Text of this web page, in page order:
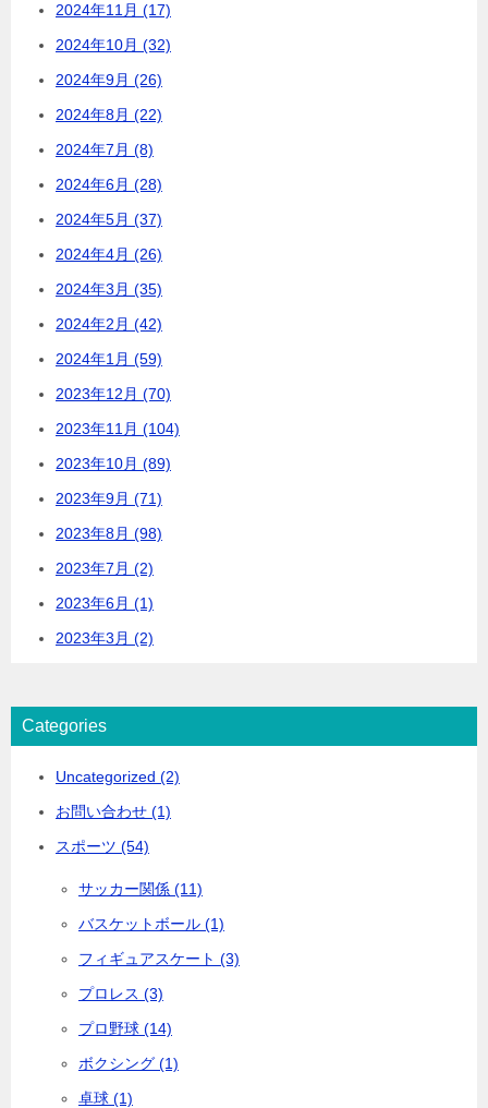
2024年11月 (17)
2024年10月 (32)
2024年9月 (26)
2024年8月 (22)
2024年7月 (8)
2024年6月 (28)
2024年5月 (37)
2024年4月 (26)
2024年3月 (35)
2024年2月 (42)
2024年1月 (59)
2023年12月 (70)
2023年11月 (104)
2023年10月 (89)
2023年9月 (71)
2023年8月 (98)
2023年7月 (2)
2023年6月 (1)
2023年3月 (2)
Categories
Uncategorized (2)
お問い合わせ (1)
スポーツ (54)
サッカー関係 (11)
バスケットボール (1)
フィギュアスケート (3)
プロレス (3)
プロ野球 (14)
ボクシング (1)
卓球 (1)